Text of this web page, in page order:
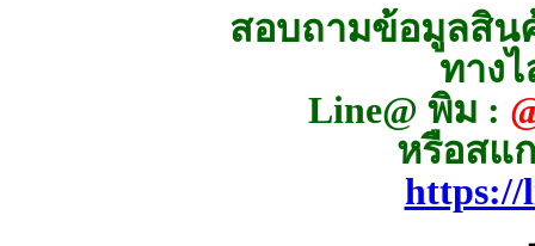
สอบถามข้อมูลสิน
ทาง
Line@ พิม :
หรือสแ
https://